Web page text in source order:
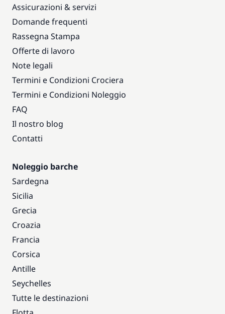
Assicurazioni & servizi
Domande frequenti
Rassegna Stampa
Offerte di lavoro
Note legali
Termini e Condizioni Crociera
Termini e Condizioni Noleggio
FAQ
Il nostro blog
Contatti
Noleggio barche
Sardegna
Sicilia
Grecia
Croazia
Francia
Corsica
Antille
Seychelles
Tutte le destinazioni